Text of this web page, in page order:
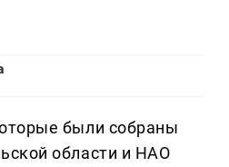
были собраны
области и НАО